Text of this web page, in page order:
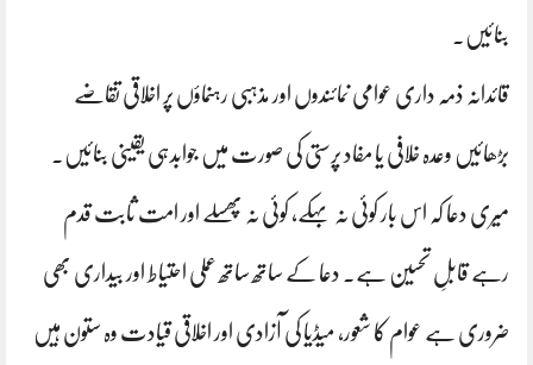
بنائیں۔
قائدانہ ذمہ داری عوامی نمائندوں اور مذہبی رہنماؤں پر اخلاقی تقاضے
بڑھائیں وعدہ خلافی یا مفاد پرستی کی صورت میں جوابدہی یقینی بنائیں۔
میری دعا کہ اس بار کوئی نہ بہکے، کوئی نہ پھسلے اور امت ثابت قدم
رہے قابلِ تحسین ہے۔ دعا کے ساتھ ساتھ عملی احتیاط اور بیداری بھی
ضروری ہے عوام کا شعور، میڈیا کی آزادی اور اخلاقی قیادت وہ ستون ہیں